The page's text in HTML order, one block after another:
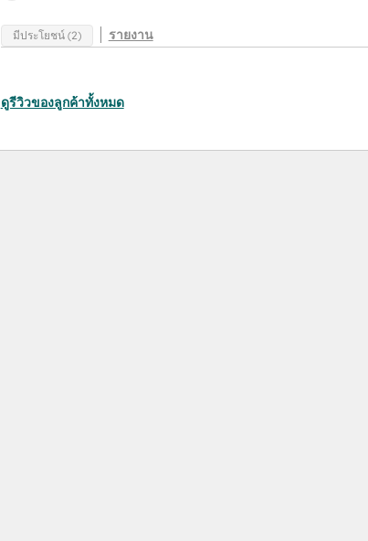
มีประโยชน์ (2) รายงาน
ดูรีวิวของลูกค้าทั้งหมด